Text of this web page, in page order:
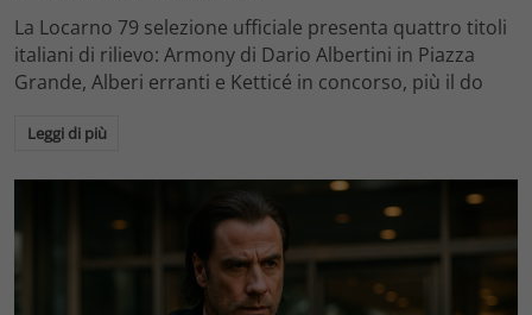
La Locarno 79 selezione ufficiale presenta quattro titoli
italiani di rilievo: Armony di Dario Albertini in Piazza
Grande, Alberi erranti e Ketticé in concorso, più il do
Leggi di più